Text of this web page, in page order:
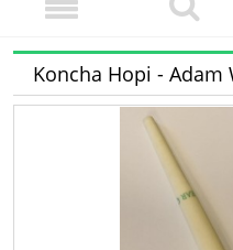
Koncha Hopi - Adam